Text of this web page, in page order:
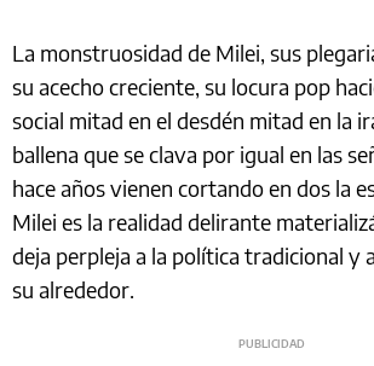
La monstruosidad de Milei, sus
su acecho creciente, su locura pop
social mitad en el desdén mitad en la
ballena que se clava por igual en las
hace años vienen cortando en dos la
Milei es la realidad delirante
deja perpleja a la política tradicional y
su alrededor.